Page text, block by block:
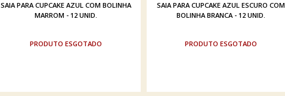
SAIA PARA CUPCAKE AZUL COM BOLINHA
MARROM - 12 UNID.
ESGOTADO
SAIA PARA CUPCAKE AZUL ESCURO COM
BOLINHA BRANCA - 12 UNID.
ESGOTADO